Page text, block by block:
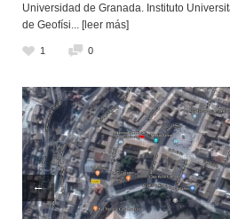
Universidad de Granada. Instituto
de Geofísi ... [leer más]
1 0
←